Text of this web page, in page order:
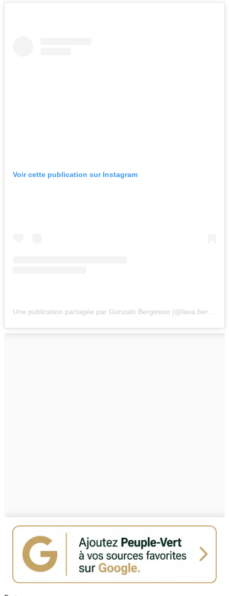
Voir cette publication sur Instagram